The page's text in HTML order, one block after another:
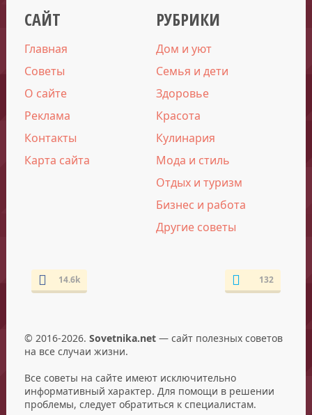
САЙТ
Главная
Советы
О сайте
Реклама
Контакты
Карта сайта
РУБРИКИ
Дом и уют
Семья и дети
Здоровье
Красота
Кулинария
Мода и стиль
Отдых и туризм
Бизнес и работа
Другие советы
14.6k 132
© 2016-2026. Sovetnika.net— сайт полезных советов
на все случаи жизни.
Все советы на сайте имеют исключительно
информативный характер. Для помощи в решении
проблемы, следует обратиться к специалистам.